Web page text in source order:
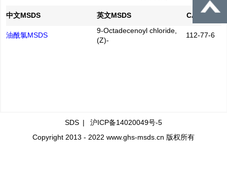
中文MSDS 英文MSDS CAS No.
油酰氯MSDS
9-Octadecenoyl chloride,
(Z)-
112-77-6
SDS | 沪ICP备14020049号-5
Copyright 2013 - 2022 www.ghs-msds.cn 版权所有